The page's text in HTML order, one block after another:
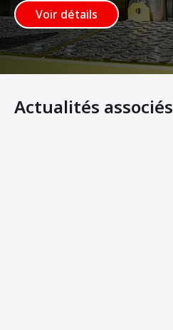
Voir détails
Actualités associés